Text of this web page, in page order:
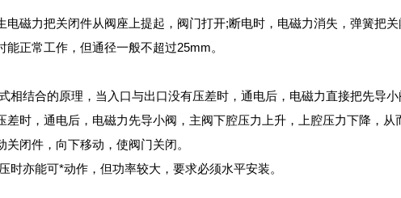
电磁力把关闭件从阀座上提起，阀门打开;断电时，电磁力消失，弹簧把关
正常工作，但通径一般不超过25mm。
相结合的原理，当入口与出口没有压差时，通电后，电磁力直接把先导
差时，通电后，电磁力先导小阀，主阀下腔压力上升，上腔压力下降，
闭件，向下移动，使阀门关闭。
时亦能可*动作，但功率较大，要求必须水平安装。